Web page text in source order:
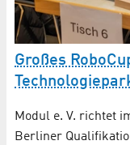
Großes
Modul e. V. richtet
Berliner